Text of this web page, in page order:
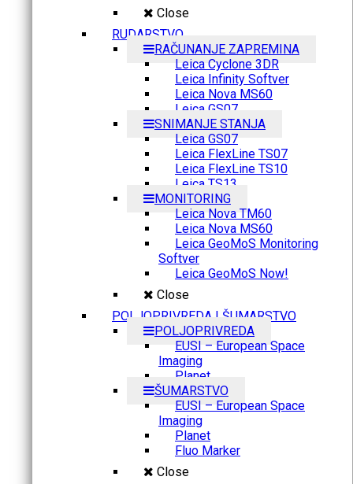
Close
RUDARSTVO
RAČUNANJE ZAPREMINA
Leica Cyclone 3DR
Leica Infinity Softver
Leica Nova MS60
Leica GS07
SNIMANJE STANJA
Leica GS07
Leica FlexLine TS07
Leica FlexLine TS10
Leica TS13
MONITORING
Leica Nova TM60
Leica Nova MS60
Leica GeoMoS Monitoring
Softver
Leica GeoMoS Now!
Close
POLJOPRIVREDA I ŠUMARSTVO
POLJOPRIVREDA
EUSI – European Space
Imaging
Planet
ŠUMARSTVO
EUSI – European Space
Imaging
Planet
Fluo Marker
Close